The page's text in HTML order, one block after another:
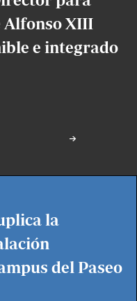
Alfonso XIII
e integrado
la
del Paseo